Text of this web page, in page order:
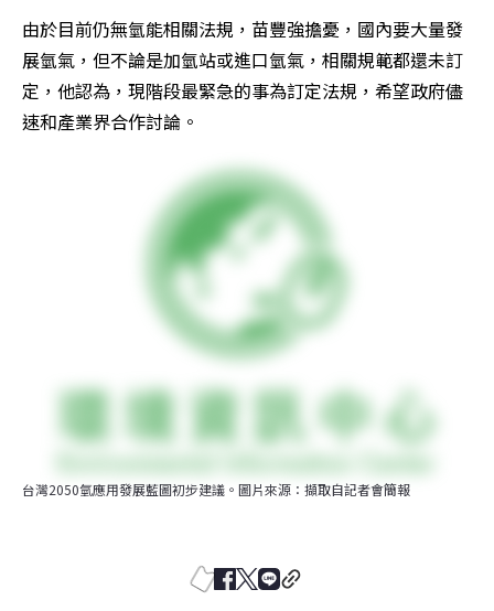
由於目前仍無氫能相關法規，苗豐強擔憂，國內要大量發
展氫氣，但不論是加氫站或進口氫氣，相關規範都還未訂
定，他認為，現階段最緊急的事為訂定法規，希望政府儘
速和產業界合作討論。
台灣2050氫應用發展藍圖初步建議。圖片來源：擷取自記者會簡報